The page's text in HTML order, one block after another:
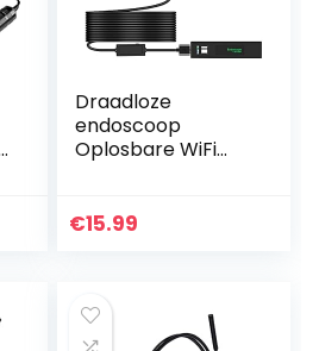
Draadloze
endoscoop
Oplosbare WiFi
Camera met 8 led
€15.99